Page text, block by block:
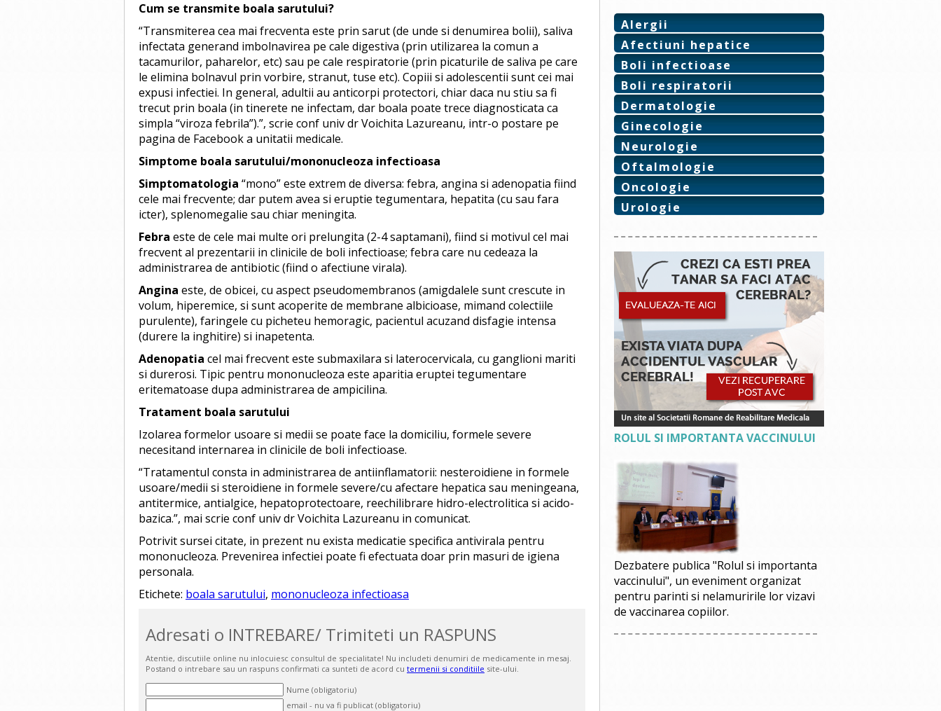
Cum se transmite boala sarutului?
“Transmiterea cea mai frecventa este prin sarut (de unde si denumirea bolii), saliva
infectata generand imbolnavirea pe cale digestiva (prin utilizarea la comun a
tacamurilor, paharelor, etc) sau pe cale respiratorie (prin picaturile de saliva pe care
le elimina bolnavul prin vorbire, stranut, tuse etc). Copiii si adolescentii sunt cei mai
expusi infectiei. In general, adultii au anticorpi protectori, chiar daca nu stiu sa fi
trecut prin boala (in tinerete ne infectam, dar boala poate trece diagnosticata ca
simpla “viroza febrila”).”, scrie conf univ dr Voichita Lazureanu, intr-o postare pe
pagina de Facebook a unitatii medicale.
Simptome boala sarutului/mononucleoza infectioasa
Simptomatologia “mono” este extrem de diversa: febra, angina si adenopatia fiind
cele mai frecvente; dar putem avea si eruptie tegumentara, hepatita (cu sau fara
icter), splenomegalie sau chiar meningita.
Febra este de cele mai multe ori prelungita (2-4 saptamani), fiind si motivul cel mai
frecvent al prezentarii in clinicile de boli infectioase; febra care nu cedeaza la
administrarea de antibiotic (fiind o afectiune virala).
Angina este, de obicei, cu aspect pseudomembranos (amigdalele sunt crescute in
volum, hiperemice, si sunt acoperite de membrane albicioase, mimand colectiile
purulente), faringele cu picheteu hemoragic, pacientul acuzand disfagie intensa
(durere la inghitire) si inapetenta.
Adenopatia cel mai frecvent este submaxilara si laterocervicala, cu ganglioni mariti
si durerosi. Tipic pentru mononucleoza este aparitia eruptei tegumentare
eritematoase dupa administrarea de ampicilina.
Tratament boala sarutului
Izolarea formelor usoare si medii se poate face la domiciliu, formele severe
necesitand internarea in clinicile de boli infectioase.
“Tratamentul consta in administrarea de antiinflamatorii: nesteroidiene in formele
usoare/medii si steroidiene in formele severe/cu afectare hepatica sau meningeana,
antitermice, antialgice, hepatoprotectoare, reechilibrare hidro-electrolitica si acido-
bazica.”, mai scrie conf univ dr Voichita Lazureanu in comunicat.
Potrivit sursei citate, in prezent nu exista medicatie specifica antivirala pentru
mononucleoza. Prevenirea infectiei poate fi efectuata doar prin masuri de igiena
personala.
Etichete: boala sarutului, mononucleoza infectioasa
Adresati o INTREBARE/ Trimiteti un RASPUNS
Atentie, discutiile online nu inlocuiesc consultul de specialitate! Nu includeti denumiri de medicamente in mesaj.
Postand o intrebare sau un raspuns confirmati ca sunteti de acord cu termenii si conditiile site-ului.
Nume (obligatoriu)
email - nu va fi publicat (obligatoriu)
Alergii
Afectiuni hepatice
Boli infectioase
Boli respiratorii
Dermatologie
Ginecologie
Neurologie
Oftalmologie
Oncologie
Urologie
ROLUL SI IMPORTANTA VACCINULUI
Dezbatere publica "Rolul si importanta
vaccinului", un eveniment organizat
pentru parinti si nelamuririle lor vizavi
de vaccinarea copiilor.